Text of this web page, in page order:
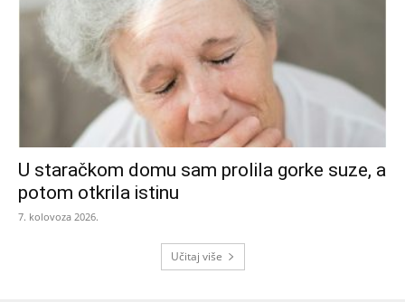
U staračkom domu sam prolila gorke suze, a
potom otkrila istinu
7. kolovoza 2026.
Učitaj više